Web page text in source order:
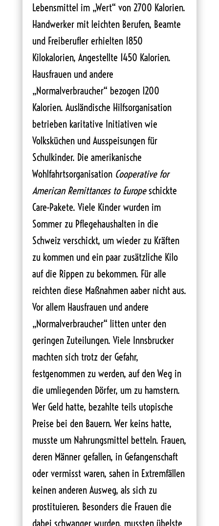
Lebensmittel im „Wert“ von 2700 Kalorien.
Handwerker mit leichten Berufen, Beamte
und Freiberufler erhielten 1850
Kilokalorien, Angestellte 1450 Kalorien.
Hausfrauen und andere
„Normalverbraucher“ bezogen 1200
Kalorien. Ausländische Hilfsorganisation
betrieben karitative Initiativen wie
Volksküchen und Ausspeisungen für
Schulkinder. Die amerikanische
Wohlfahrtsorganisation Cooperative for
American Remittances to Europeschickte
Care-Pakete. Viele Kinder wurden im
Sommer zu Pflegehaushalten in die
Schweiz verschickt, um wieder zu Kräften
zu kommen und ein paar zusätzliche Kilo
auf die Rippen zu bekommen. Für alle
reichten diese Maßnahmen aaber nicht aus.
Vor allem Hausfrauen und andere
„Normalverbraucher“ litten unter den
geringen Zuteilungen. Viele Innsbrucker
machten sich trotz der Gefahr,
festgenommen zu werden, auf den Weg in
die umliegenden Dörfer, um zu hamstern.
Wer Geld hatte, bezahlte teils utopische
Preise bei den Bauern. Wer keins hatte,
musste um Nahrungsmittel betteln. Frauen,
deren Männer gefallen, in Gefangenschaft
oder vermisst waren, sahen in Extremfällen
keinen anderen Ausweg, als sich zu
prostituieren. Besonders die Frauen die
dabei schwanger wurden, mussten übelste